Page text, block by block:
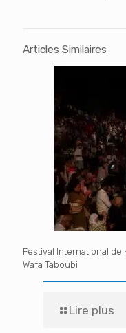
Articles Similaires
Festival International de
Wafa Taboubi
Lire plus